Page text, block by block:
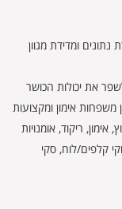
ומדידת מגוון
את יכולות הכושר
משפחות אימון ומקצועות
ריקוד, אומנויות
קלפים/לוח, סקי